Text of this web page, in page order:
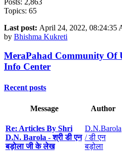
Topics: 65
Last post: April 24, 2022, 08:24:35
by Bhishma Kukreti
MeraPahad Community Of
Info Center
Recent posts
Message Author
Re: Articles By Shri
D.N. Barola - श्री डी एन
बड़ोला जी के लेख
D.N.Barola
/ डी एन
बड़ोला